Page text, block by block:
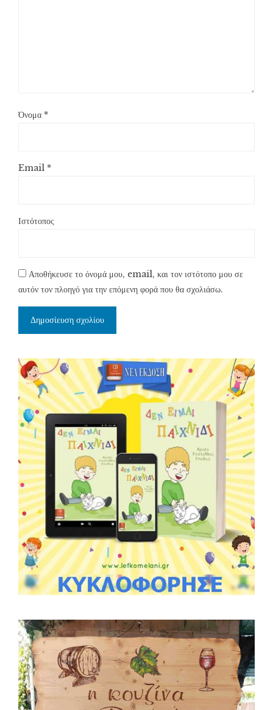
Όνομα *
Email *
Ιστότοπος
Αποθήκευσε το όνομά μου, email, και τον ιστότοπο μου σε
αυτόν τον πλοηγό για την επόμενη φορά που θα σχολιάσω.